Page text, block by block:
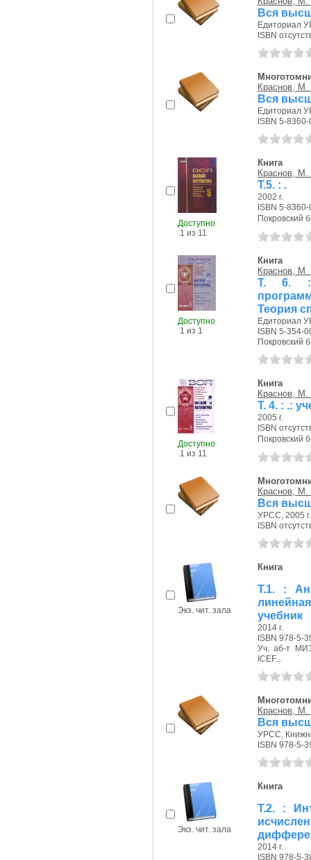
Вся
Едиториал
ISBN
Краснов,
Вся
Едиториал
ISBN 5-
Доступно
1 из 11
Книга
Краснов,
Т.5. : .
2002 г.
ISBN 5-
Покровский
Доступно
1 из 1
Книга
Краснов,
Т. 6. :
Теория
Едиториал
ISBN 5-354-
Покровский
Доступно
1 из 11
Книга
Краснов,
Т. 4. : .:
2005 г.
ISBN
Покровский
Краснов,
Вся
УРСС, 2005 г.
ISBN
Экз. чит. зала
Книга
Т.1. :
учебник
2014 г.
ISBN 978-5-
Уч. аб-т
ICEF...
Краснов,
Вся
УРСС,
ISBN 978-5-
Экз. чит. зала
Книга
Т.2. :
2014 г.
ISBN 978-5-